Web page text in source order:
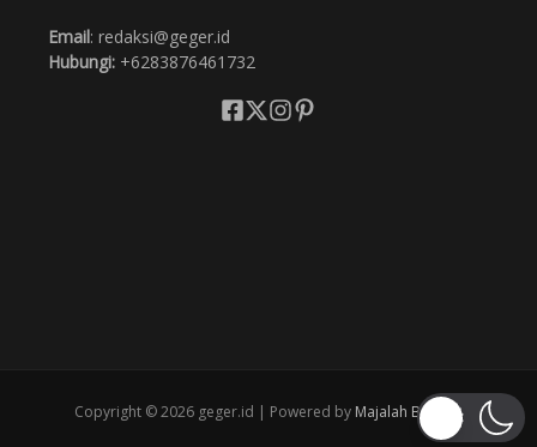
Email: redaksi@geger.id
Hubungi: +6283876461732
Copyright © 2026 geger.id | Powered by Majalah Berita X